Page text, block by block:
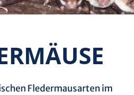
Fledermausarten im